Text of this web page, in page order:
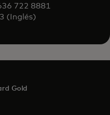
722 8881
(Inglés)
Gold